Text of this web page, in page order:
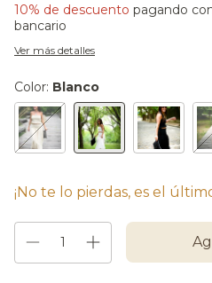
10% de descuento pagando
bancario
Ver más detalles
Color: Blanco
¡No te lo pierdas, es el